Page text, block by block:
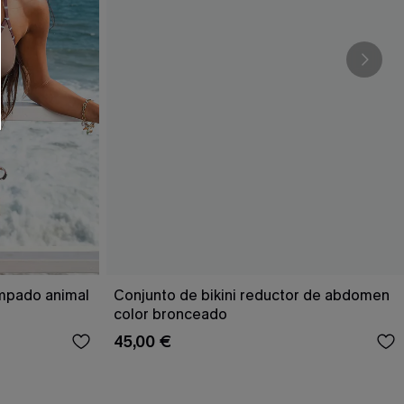
animal
Conjunto de bikini reductor de abdomen
color bronceado
45,00 €
formulario, usted acepta nuestros
, y además acepta recibir correos
de Cupshe en cualquier momento del
compra. Podemos utilizar la
y ofertas adaptados a su perfil.